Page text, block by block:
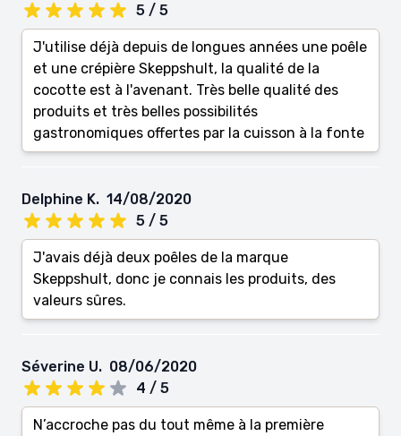
5 / 5
J'utilise déjà depuis de longues années une poêle
et une crépière Skeppshult, la qualité de la
cocotte est à l'avenant. Très belle qualité des
produits et très belles possibilités
gastronomiques offertes par la cuisson à la fonte
Delphine K. 14/08/2020
5 / 5
J'avais déjà deux poêles de la marque
Skeppshult, donc je connais les produits, des
valeurs sûres.
Séverine U. 08/06/2020
4 / 5
N’accroche pas du tout même à la première